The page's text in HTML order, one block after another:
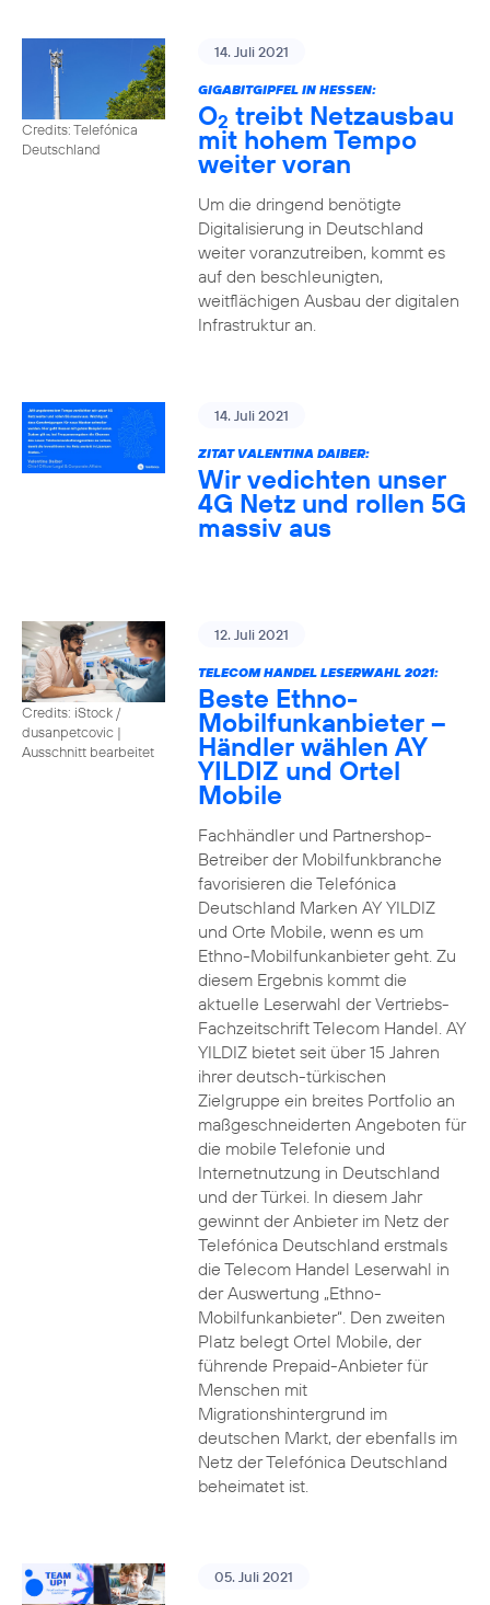
Credits: Telefónica
Deutschland
14. Juli 2021
GIGABITGIPFEL IN HESSEN:
O2 treibt Netzausbau
mit hohem Tempo
weiter voran
Um die dringend benötigte
Digitalisierung in Deutschland
weiter voranzutreiben, kommt es
auf den beschleunigten,
weitflächigen Ausbau der digitalen
Infrastruktur an.
14. Juli 2021
ZITAT VALENTINA DAIBER:
Wir vedichten unser
4G Netz und rollen 5G
massiv aus
Credits: iStock /
dusanpetcovic |
Ausschnitt bearbeitet
12. Juli 2021
TELECOM HANDEL LESERWAHL 2021:
Beste Ethno-
Mobilfunkanbieter –
Händler wählen AY
YILDIZ und Ortel
Mobile
Fachhändler und Partnershop-
Betreiber der Mobilfunkbranche
favorisieren die Telefónica
Deutschland Marken AY YILDIZ
und Orte Mobile, wenn es um
Ethno-Mobilfunkanbieter geht. Zu
diesem Ergebnis kommt die
aktuelle Leserwahl der Vertriebs-
Fachzeitschrift Telecom Handel. AY
YILDIZ bietet seit über 15 Jahren
ihrer deutsch-türkischen
Zielgruppe ein breites Portfolio an
maßgeschneiderten Angeboten für
die mobile Telefonie und
Internetnutzung in Deutschland
und der Türkei. In diesem Jahr
gewinnt der Anbieter im Netz der
Telefónica Deutschland erstmals
die Telecom Handel Leserwahl in
der Auswertung „Ethno-
Mobilfunkanbieter“. Den zweiten
Platz belegt Ortel Mobile, der
führende Prepaid-Anbieter für
Menschen mit
Migrationshintergrund im
deutschen Markt, der ebenfalls im
Netz der Telefónica Deutschland
beheimatet ist.
05. Juli 2021